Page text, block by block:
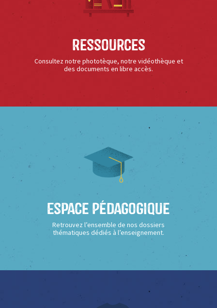
Ressources
Consultez notre phototèque, notre vidéothèque et
des documents en libre accès.
Espace Pédagogique
Retrouvez l’ensemble de nos dossiers
thématiques dédiés à l’enseignement.